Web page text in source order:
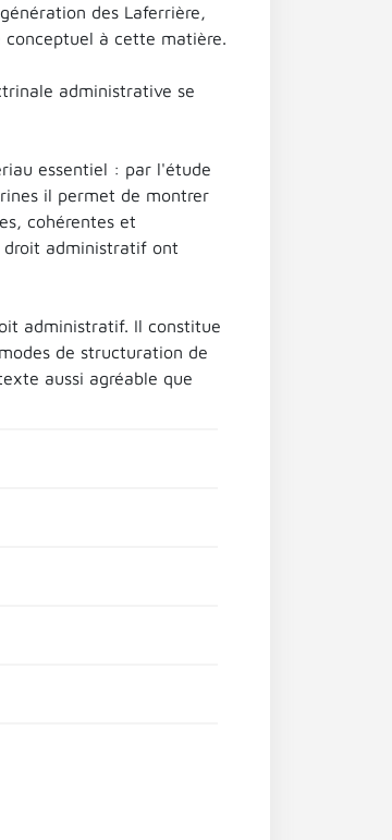
des Laferrière,
à cette matière.
administrative se
essentiel : par l'étude
il permet de montrer
cohérentes et
droit administratif ont
administratif. Il constitue
de structuration de
aussi agréable que